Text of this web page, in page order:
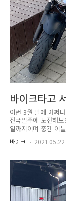
바이크타고
이번 3월 말에 어쩌
전국일주에 도전해
일까지이며 중간 이
지고 제주도를 가고
때문에.. 다음 기회로
전 8시 30분부터 바
습니다. 탑박스를 설
대만족이지만 사이
저의 첫날 이동 경로
주..
바이크 2021.05.22